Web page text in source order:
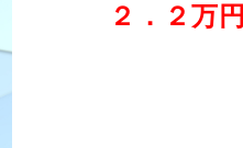
２．２万